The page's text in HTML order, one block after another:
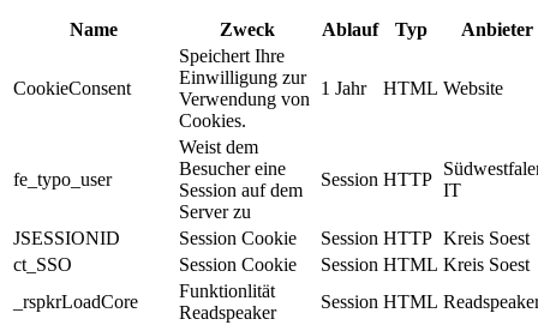
Name Zweck Ablauf Typ Anbieter
CookieConsent
Speichert Ihre
Einwilligung zur
Verwendung von
Cookies.
1 Jahr HTML Website
fe_typo_user
Weist dem
Besucher eine
Session auf dem
Server zu
Session HTTP
IT
JSESSIONID Session Cookie Session HTTP Kreis Soest
ct_SSO
Session Cookie Session HTML Kreis Soest
_rspkrLoadCore
Funktionlität
Readspeaker
Session HTML